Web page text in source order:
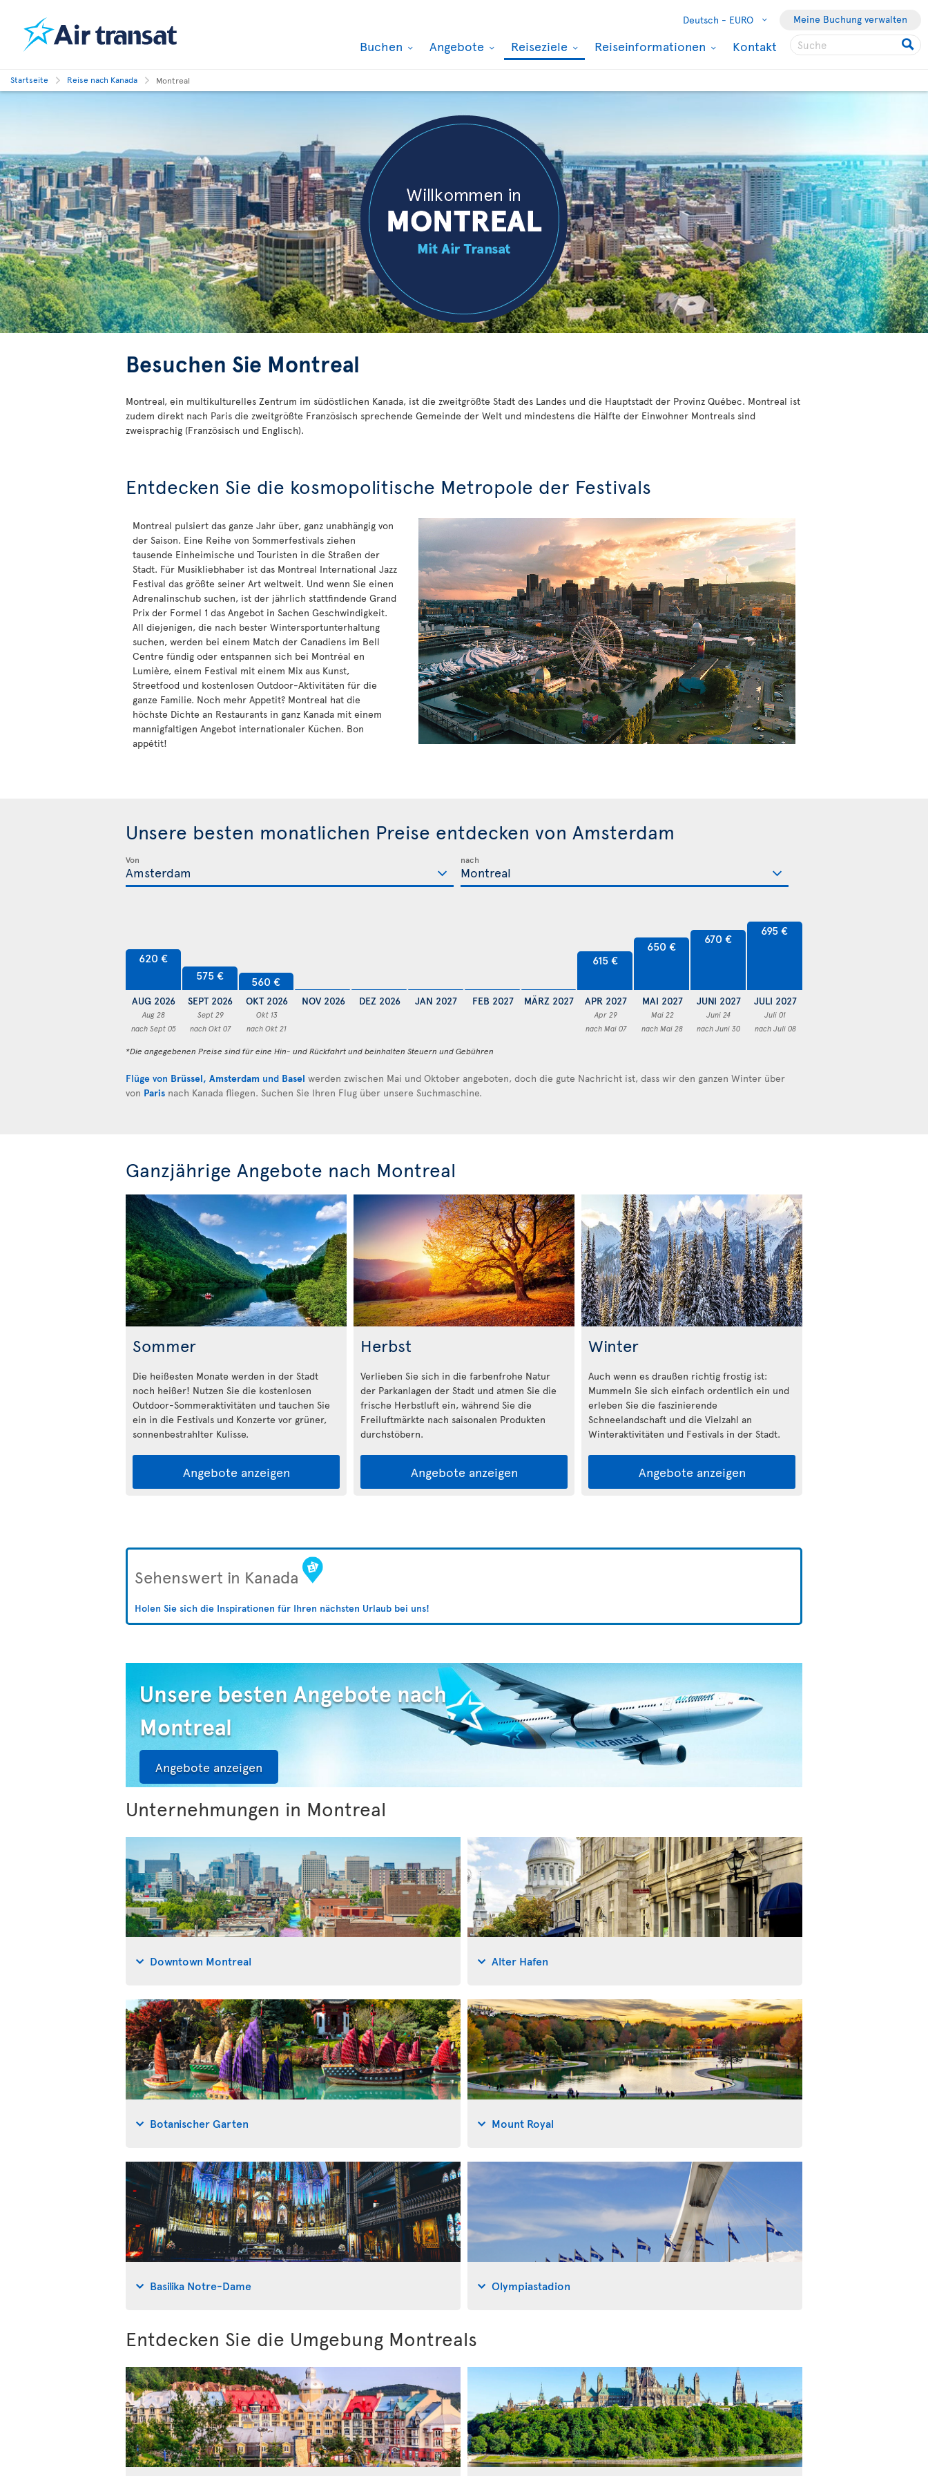
Deutsch - EURO Meine Buchung verwalten
Buchen Angebote Reiseziele Reiseinformationen Kontakt
Startseite Reise nach Kanada Montreal
Besuchen Sie Montreal
Montreal, ein multikulturelles Zentrum im südöstlichen Kanada, ist die zweitgrößte Stadt des Landes und die Hauptstadt der Provinz Québec. Montreal ist
zudem direkt nach Paris die zweitgrößte Französisch sprechende Gemeinde der Welt und mindestens die Hälfte der Einwohner Montreals sind
zweisprachig (Französisch und Englisch).
Entdecken Sie die kosmopolitische Metropole der Festivals
Montreal pulsiert das ganze Jahr über, ganz unabhängig von
der Saison. Eine Reihe von Sommerfestivals ziehen
tausende Einheimische und Touristen in die Straßen der
Stadt. Für Musikliebhaber ist das Montreal International Jazz
Festival das größte seiner Art weltweit. Und wenn Sie einen
Adrenalinschub suchen, ist der jährlich stattfindende Grand
Prix der Formel 1 das Angebot in Sachen Geschwindigkeit.
All diejenigen, die nach bester Wintersportunterhaltung
suchen, werden bei einem Match der Canadiens im Bell
Centre fündig oder entspannen sich bei Montréal en
Lumière, einem Festival mit einem Mix aus Kunst,
Streetfood und kostenlosen Outdoor-Aktivitäten für die
ganze Familie. Noch mehr Appetit? Montreal hat die
höchste Dichte an Restaurants in ganz Kanada mit einem
mannigfaltigen Angebot internationaler Küchen. Bon
appétit!
Unsere besten monatlichen Preise entdecken von Amsterdam
Von nach
620 €
AUG 2026
Aug 28
nach Sept 05
575 €
SEPT 2026
Sept 29
nach Okt 07
560 €
OKT 2026
Okt 13
nach Okt 21
NOV 2026 DEZ 2026 JAN 2027 FEB 2027 MÄRZ 2027
615 €
APR 2027
Apr 29
nach Mai 07
650 €
MAI 2027
Mai 22
nach Mai 28
670 €
JUNI 2027
Juni 24
nach Juni 30
695 €
JULI 2027
Juli 01
nach Juli 08
*Die angegebenen Preise sind für eine Hin- und Rückfahrt und beinhalten Steuern und Gebühren
Flüge von Brüssel, Amsterdam und Basel werden zwischen Mai und Oktober angeboten, doch die gute Nachricht ist, dass wir den ganzen Winter über
von Paris nach Kanada fliegen. Suchen Sie Ihren Flug über unsere Suchmaschine.
Ganzjährige Angebote nach Montreal
Sommer
Die heißesten Monate werden in der Stadt
noch heißer! Nutzen Sie die kostenlosen
Outdoor-Sommeraktivitäten und tauchen Sie
ein in die Festivals und Konzerte vor grüner,
sonnenbestrahlter Kulisse.
Angebote anzeigen
Herbst
Verlieben Sie sich in die farbenfrohe Natur
der Parkanlagen der Stadt und atmen Sie die
frische Herbstluft ein, während Sie die
Freiluftmärkte nach saisonalen Produkten
durchstöbern.
Angebote anzeigen
Winter
Auch wenn es draußen richtig frostig ist:
Mummeln Sie sich einfach ordentlich ein und
erleben Sie die faszinierende
Schneelandschaft und die Vielzahl an
Winteraktivitäten und Festivals in der Stadt.
Angebote anzeigen
Sehenswert in Kanada
Holen Sie sich die Inspirationen für Ihren nächsten Urlaub bei uns!
Unsere besten Angebote nach
Montreal
Angebote anzeigen
Unternehmungen in Montreal
Downtown Montreal Alter Hafen
Botanischer Garten Mount Royal
Basilika Notre-Dame Olympiastadion
Entdecken Sie die Umgebung Montreals